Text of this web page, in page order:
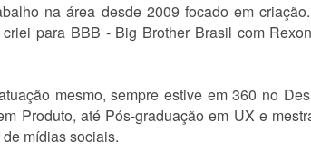
na área desde 2009 focado em
para BBB - Big Brother Brasil com
mesmo, sempre estive em 360 no
Produto, até Pós-graduação em UX e
mídias sociais.